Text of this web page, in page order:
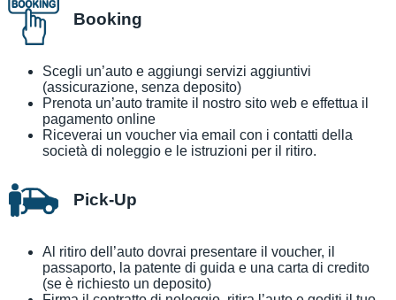
Booking
Scegli un’auto e aggiungi servizi aggiuntivi
(assicurazione, senza deposito)
Prenota un’auto tramite il nostro sito web e effettua il
pagamento online
Riceverai un voucher via email con i contatti della
società di noleggio e le istruzioni per il ritiro.
Pick-Up
Al ritiro dell’auto dovrai presentare il voucher, il
passaporto, la patente di guida e una carta di credito
(se è richiesto un deposito)